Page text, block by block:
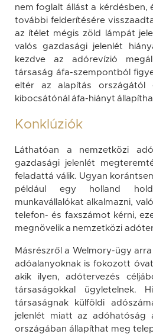
nem foglalt állást a kérdésben,
további felderítésére
az ítélet mégis zöld lámpát
valós gazdasági jelenlét
kezdve az adórevízió
társaság áfa-szempontból
eltér az alapítás országától
kibocsátónál áfa-hiányt
Konklúziók
Láthatóan a nemzetközi
gazdasági jelenlét
feladattá válik. Ugyan
például egy holland
munkavállalókat alkalmazni,
telefon- és faxszámot kérni,
megnövelik a nemzetközi
Másrészről a Welmory-ügy
adóalanyoknak is fokozott
akik ilyen, adótervezés
társaságokkal ügyletelnek.
társaságnak külföldi
jelenlét miatt az adóhatóság
országában állapíthat meg